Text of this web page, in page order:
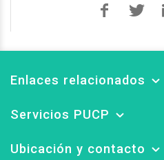
Enlaces relacionados
Servicios PUCP
Ubicación y contacto